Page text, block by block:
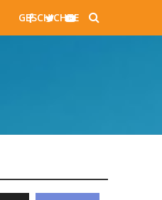
GESCHICHTE